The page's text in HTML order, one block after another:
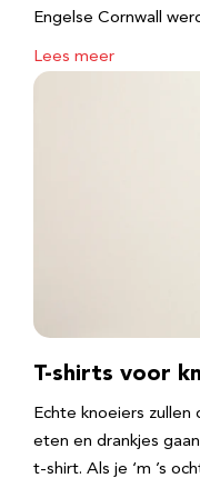
Engelse Cornwall
Lees meer
T-shirts voor
Echte knoeiers
eten en drankjes
t-shirt. Als je ‘m ’s